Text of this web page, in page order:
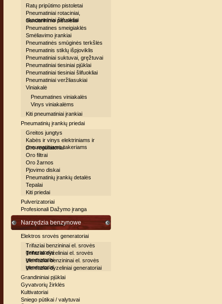
Ratų pripūtimo pistoletai
Pneumatiniai rotaciniai,
ekscentriniai šlifuokliai
Sandarinimo pistoletai
Pneumatines smeigiaklės
Smėliavimo įrankiai
Pneumatinės smūginės terkšlės
Pneumatinis stiklų išpjoviklis
Pneumatiniai suktuvai, gręžtuvai
Pneumatiniai tiesiniai pjūklai
Pneumatiniai tiesiniai šlifuokliai
Pneumatiniai veržliasukiai
Viniakalė
Pneumatines viniakalės
Vinys viniakalėms
Kiti pneumatiniai įrankiai
Pneumatinių įrankių priedai
Greitos jungtys
Kabės ir vinys elektriniams ir
pneumatiniams takeriams
Oro reguliatoriai
Oro filtrai
Oro žarnos
Pjovimo diskai
Pneumatinių įrankių detalės
Tepalai
Kiti priedai
Pulverizatoriai
Profesionali Dažymo įranga
Narzędzia benzynowe
Elektros srovės generatoriai
Trifaziai benzininai el. srovės
generatoriai
Trifaziai dyzeliniai el. srovės
generatoriai
Vienfaziai benzininai el. srovės
generatoriai
Vienfaziai dyzeliniai generatoriai
Grandininiai pjūklai
Gyvatvorių žirklės
Kultivatoriai
Sniego pūtikai / valytuvai